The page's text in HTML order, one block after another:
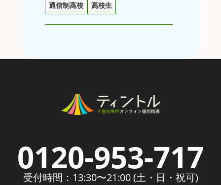
通信制高校 高校生
0120-953-717
受付時間：13:30〜21:00 (土・日・祝可)